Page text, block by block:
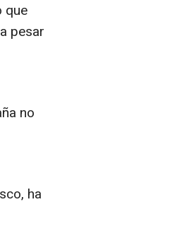
que
pesar
no
ha